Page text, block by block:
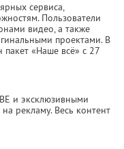
сервиса,
Пользователи
видео, а также
проектами. В
«Наше всё» с 27
и эксклюзивными
рекламу. Весь контент